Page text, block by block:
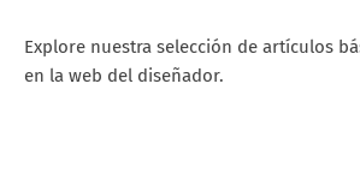
Explore nuestra selección de artículos
en la web del diseñador.